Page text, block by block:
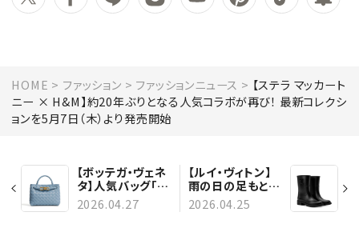
HOME ファッション ファッションニュース
【ステラ マッカート
ニー × H&M】約20年ぶりとなる人気コラボが再び！ 最新コレクシ
ョンを5月7日（木）より発売開始
【ボッテガ・ヴェネ
タ】人気バッグ「ア
ンディアーモ」にミ
ニサイズが仲間入
2026.04.27
【ルイ・ヴィトン】
雨の日の足もとを
洗練させる。新作
「ドロップス フラ
2026.04.25